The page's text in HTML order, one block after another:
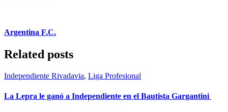
Argentina F.C.
Related posts
Independiente Rivadavia, Liga Profesional
La Lepra le ganó a Independiente en el Bautista Gargantini